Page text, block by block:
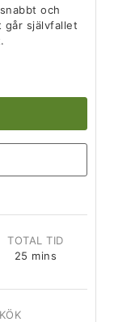
och
går självfallet
TOTAL TID
25 mins
KÖK